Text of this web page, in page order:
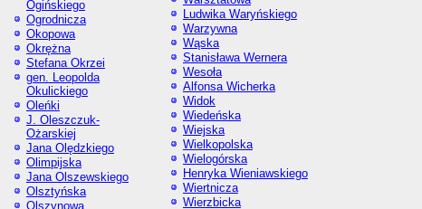
Ogińskiego
Ogrodnicza
Okopowa
Okrężna
Stefana Okrzei
gen. Leopolda
Okulickiego
Oleńki
J. Oleszczuk-
Ożarskiej
Jana Olędzkiego
Olimpijska
Jana Olszewskiego
Olsztyńska
Olszynowa
Ludwika Waryńskiego
Warzywna
Wąska
Stanisława Wernera
Wesoła
Alfonsa Wicherka
Widok
Wiedeńska
Wiejska
Wielkopolska
Wielogórska
Henryka Wieniawskiego
Wiertnicza
Wierzbicka